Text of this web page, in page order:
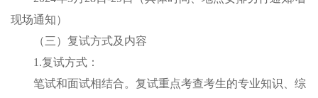
现场通知）
（三）复试方式及内容
1.复试方式：
笔试和面试相结合。复试重点考查考生的专业知识、综